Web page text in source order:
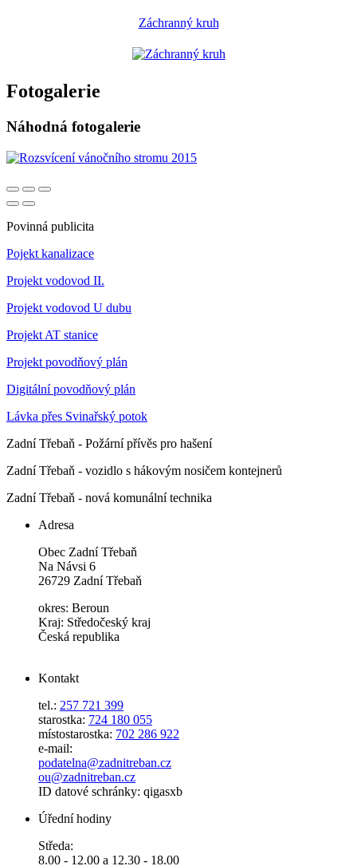
Záchranný kruh
Fotogalerie
Náhodná fotogalerie
Povinná publicita
Pojekt kanalizace
Projekt vodovod II.
Projekt vodovod U dubu
Projekt AT stanice
Projekt povodňový plán
Digitální povodňový plán
Lávka přes Svinařský potok
Zadní Třebaň - Požární přívěs pro hašení
Zadní Třebaň - vozidlo s hákovým nosičem kontejnerů
Zadní Třebaň - nová komunální technika
Adresa
Obec Zadní Třebaň
Na Návsi 6
26729 Zadní Třebaň
okres: Beroun
Kraj: Středočeský kraj
Česká republika
Kontakt
tel.: 257 721 399
starostka: 724 180 055
místostarostka: 702 286 922
e-mail:
podatelna@zadnitreban.cz
ou@zadnitreban.cz
ID datové schránky: qigasxb
Úřední hodiny
Středa:
8.00 - 12.00 a 12.30 - 18.00